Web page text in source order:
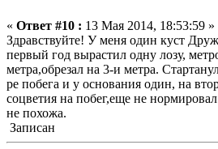
« Ответ #10 : 13 Мая 2014, 18:53:59 »
Здравствуйте! У меня один куст
первый год вырастил одну лозу,
метра,обрезал на 3-и метра.
ре побега и у основания один, на
соцветия на побег,еще не
не похожа.
Записан